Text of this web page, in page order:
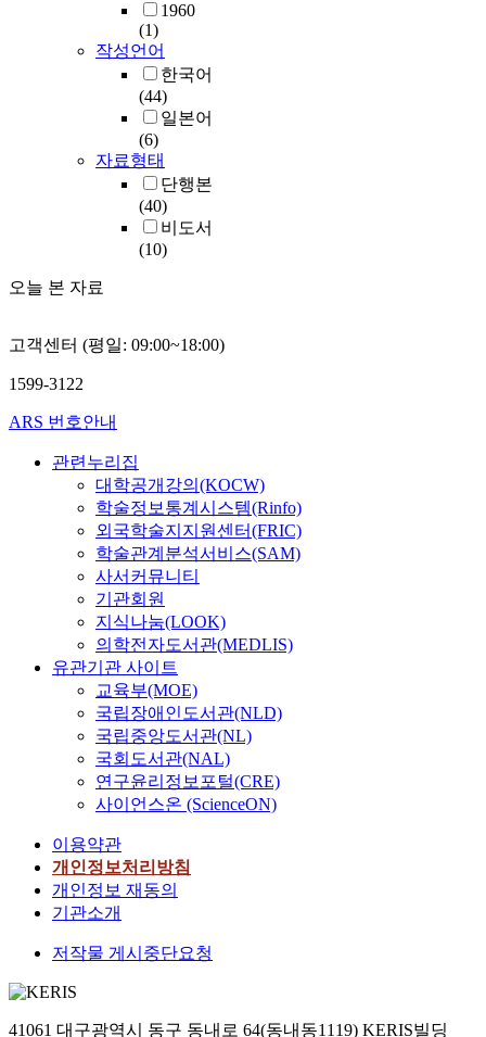
1960
(1)
작성언어
한국어
(44)
일본어
(6)
자료형태
단행본
(40)
비도서
(10)
오늘 본 자료
고객센터 (평일: 09:00~18:00)
1599-3122
ARS 번호안내
관련누리집
대학공개강의(KOCW)
학술정보통계시스템(Rinfo)
외국학술지지원센터(FRIC)
학술관계분석서비스(SAM)
사서커뮤니티
기관회원
지식나눔(LOOK)
의학전자도서관(MEDLIS)
유관기관 사이트
교육부(MOE)
국립장애인도서관(NLD)
국립중앙도서관(NL)
국회도서관(NAL)
연구윤리정보포털(CRE)
사이언스온 (ScienceON)
이용약관
개인정보처리방침
개인정보 재동의
기관소개
저작물 게시중단요청
41061 대구광역시 동구 동내로 64(동내동1119) KERIS빌딩